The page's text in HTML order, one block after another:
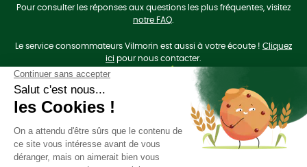
Pour consulter les réponses aux questions les plus fréquentes, visitez
notre FAQ
Le service consommateurs Vilmorin est aussi à votre écoute ! Cliquez
ici pour nous contacter.
On se retrouve sur lesréseaux sociaux
Liens utiles